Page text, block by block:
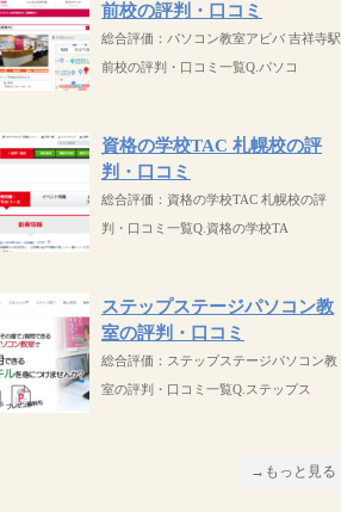
前校の評判・口コミ
総合評価：パソコン教室アビバ 吉祥寺駅
前校の評判・口コミ一覧Q.パソコ
資格の学校TAC 札幌校の評
判・口コミ
総合評価：資格の学校TAC 札幌校の評
判・口コミ一覧Q.資格の学校TA
ステップステージパソコン教
室の評判・口コミ
総合評価：ステップステージパソコン教
室の評判・口コミ一覧Q.ステップス
→もっと見る